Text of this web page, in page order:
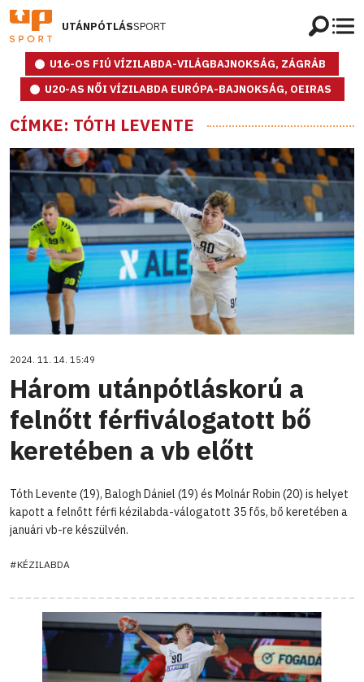
UTÁNPÓTLÁSSPORT
U16-OS FIÚ VÍZILABDA-VILÁGBAJNOKSÁG, ZÁGRÁB
U20-AS NŐI VÍZILABDA EURÓPA-BAJNOKSÁG, OEIRAS
CÍMKE: TÓTH LEVENTE
2024. 11. 14. 15:49
Három utánpótláskorú a
felnőtt férfiválogatott bő
keretében a vb előtt
Tóth Levente (19), Balogh Dániel (19) és Molnár Robin (20) is helyet
kapott a felnőtt férfi kézilabda-válogatott 35 fős, bő keretében a
januári vb-re készülvén.
#KÉZILABDA